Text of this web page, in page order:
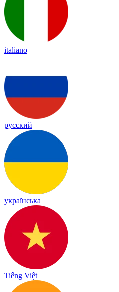
italiano
русский
українська
Tiếng Việt